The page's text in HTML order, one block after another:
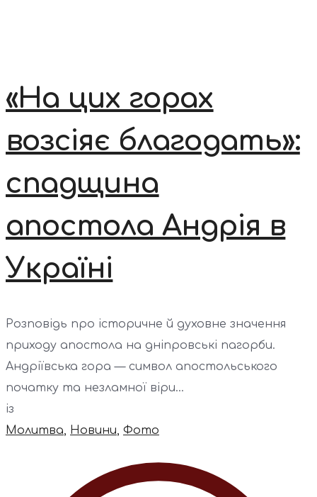
«На цих горах
возсіяє благодать»:
спадщина
апостола Андрія в
Україні
Розповідь про історичне й духовне значення
приходу апостола на дніпровські пагорби.
Андріївська гора — символ апостольського
початку та незламної віри...
із
Молитва, Новини, Фото